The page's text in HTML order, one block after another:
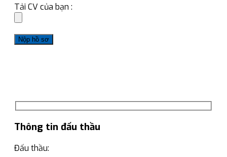
Tải CV của bạn :
Thông tin đấu thầu
Đấu thầu: